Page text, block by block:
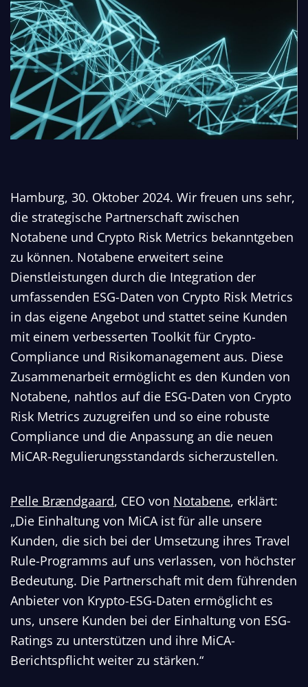
Hamburg, 30. Oktober 2024. Wir freuen uns sehr,
die strategische Partnerschaft zwischen
Notabene und Crypto Risk Metrics bekanntgeben
zu können. Notabene erweitert seine
Dienstleistungen durch die Integration der
umfassenden ESG-Daten von Crypto Risk Metrics
in das eigene Angebot und stattet seine Kunden
mit einem verbesserten Toolkit für Crypto-
Compliance und Risikomanagement aus. Diese
Zusammenarbeit ermöglicht es den Kunden von
Notabene, nahtlos auf die ESG-Daten von Crypto
Risk Metrics zuzugreifen und so eine robuste
Compliance und die Anpassung an die neuen
MiCAR-Regulierungsstandards sicherzustellen.
Pelle Brændgaard, CEO von Notabene, erklärt:
„Die Einhaltung von MiCA ist für alle unsere
Kunden, die sich bei der Umsetzung ihres Travel
Rule-Programms auf uns verlassen, von höchster
Bedeutung. Die Partnerschaft mit dem führenden
Anbieter von Krypto-ESG-Daten ermöglicht es
uns, unsere Kunden bei der Einhaltung von ESG-
Ratings zu unterstützen und ihre MiCA-
Berichtspflicht weiter zu stärken.“